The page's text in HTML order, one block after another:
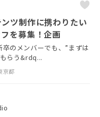
ツ制作に携わりたい
を募集！企画
のメンバーでも、”まずは
らう&rdq...
京都